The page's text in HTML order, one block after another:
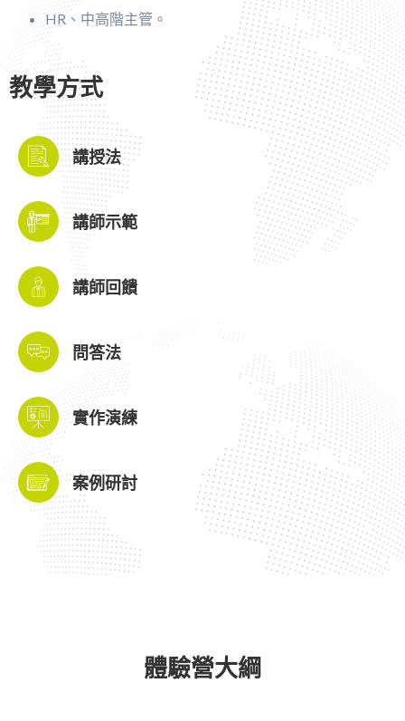
HR、中高階主管。
教學方式
講授法
講師示範
講師回饋
問答法
實作演練
案例研討
體驗營大綱